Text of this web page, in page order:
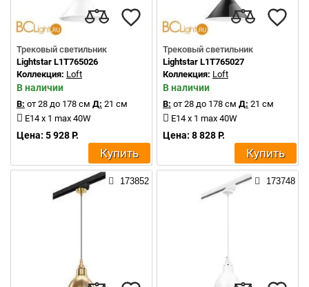
Трековый светильник
Lightstar L1T765026
Коллекция: Loft
В наличии
В: от 28 до 178 см Д: 21 см
E14 x 1 max 40W
Цена: 5 928 Р.
Купить
Трековый светильник
Lightstar L1T765027
Коллекция: Loft
В наличии
В: от 28 до 178 см Д: 21 см
E14 x 1 max 40W
Цена: 8 828 Р.
Купить
173852 173748